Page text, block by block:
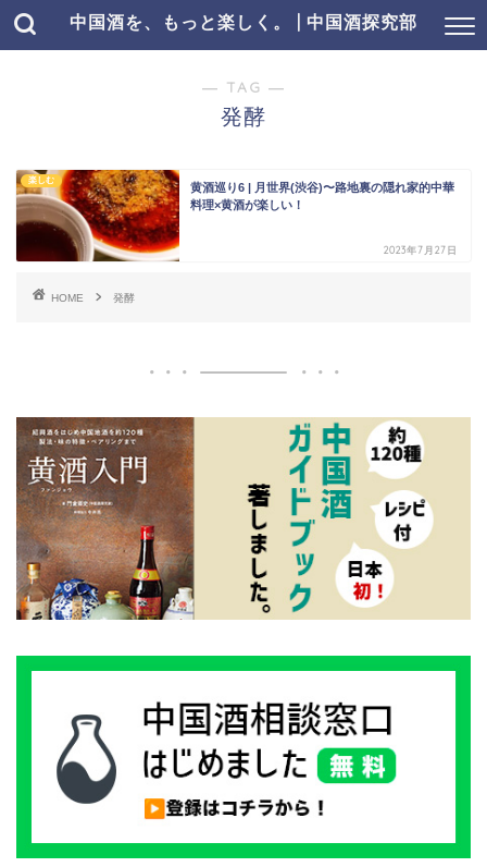
中国酒を、もっと楽しく。 | 中国酒探究部
― TAG ―
発酵
楽しむ
黄酒巡り6 | 月世界(渋谷)〜路地裏の隠れ家的中華
料理×黄酒が楽しい！
2023年7月27日
HOME 発酵